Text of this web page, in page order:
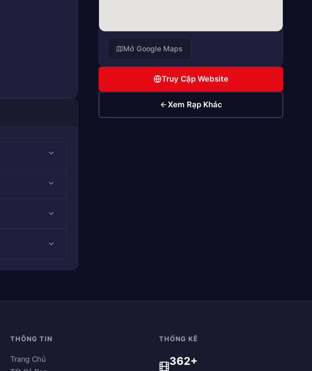
Mở Google Maps
Truy Cập Website
Xem Rạp Khác
THÔNG TIN
Trang Chủ
THỐNG KÊ
362+